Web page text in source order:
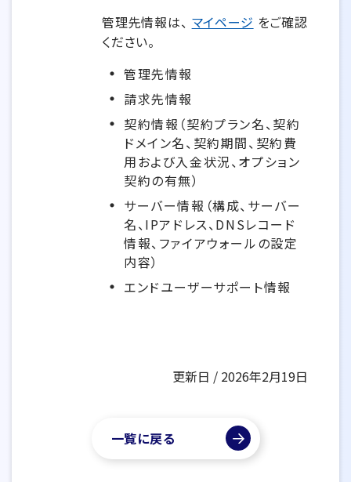
管理先情報は、 マイページ をご確認
ください。
管理先情報
請求先情報
契約情報（契約プラン名、契約
ドメイン名、契約期間、契約費
用および入金状況、オプション
契約の有無）
サーバー情報（構成、サーバー
名、IPアドレス、DNSレコード
情報、ファイアウォールの設定
内容）
エンドユーザーサポート情報
更新日 / 2026年2月19日
一覧に戻る